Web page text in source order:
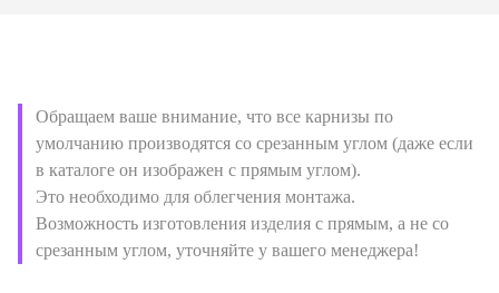
Обращаем ваше внимание, что все карнизы по
умолчанию производятся со срезанным углом (даже если
в каталоге он изображен с прямым углом).
Это необходимо для облегчения монтажа.
Возможность изготовления изделия с прямым, а не со
срезанным углом, уточняйте у вашего менеджера!